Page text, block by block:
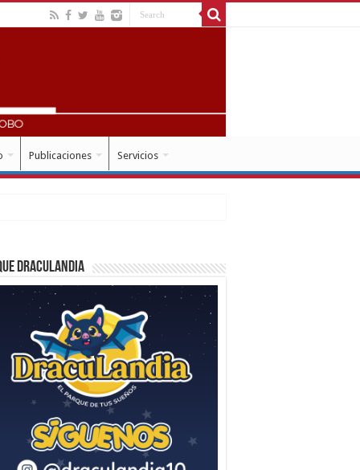
Publicaciones Servicios
Draculandia